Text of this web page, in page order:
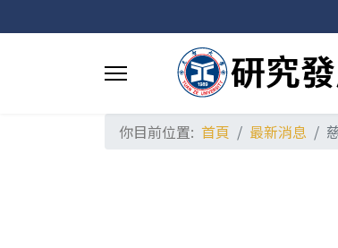
你目前位置: 首頁 最新消息